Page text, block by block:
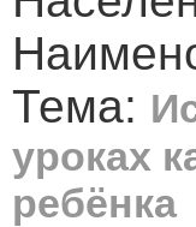
Тема:
уроках
ребёнка